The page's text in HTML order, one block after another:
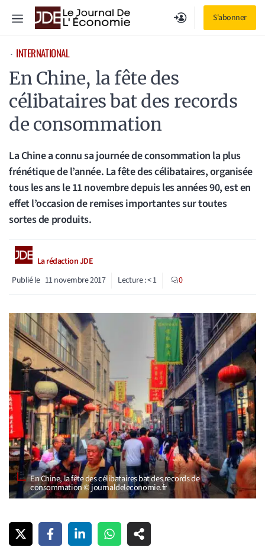
S'abonner
Menu
⋅ INTERNATIONAL
En Chine, la fête des
célibataires bat des records
de consommation
La Chine a connu sa journée de consommation la plus
frénétique de l’année. La fête des célibataires, organisée
tous les ans le 11 novembre depuis les années 90, est en
effet l’occasion de remises importantes sur toutes
sortes de produits.
La rédaction JDE
Publié le 11 novembre 2017 Lecture :< 1 0
En Chine, la fête des célibataires bat des records de
consommation © journaldeleconomie.fr